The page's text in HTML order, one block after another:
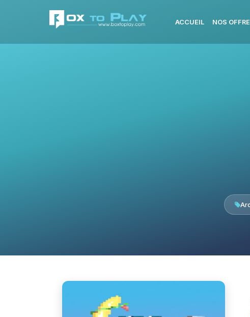
ACCUEIL NOS